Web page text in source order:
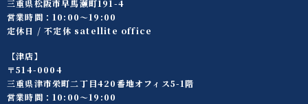
三重県松阪市早馬瀬町191-4
営業時間：10:00〜19:00
定休日 / 不定休 satellite office
【津店】
〒514-0004
三重県津市栄町二丁目420番地オフィス5-1階
営業時間：10:00〜19:00